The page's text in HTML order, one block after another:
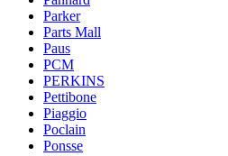
Parker
Parts Mall
Paus
PCM
PERKINS
Pettibone
Piaggio
Poclain
Ponsse